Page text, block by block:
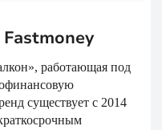
работающая под
существует с 2014